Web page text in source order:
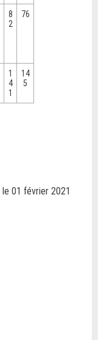
8
2
76
1
4
1
14
5
le 01 février 2021